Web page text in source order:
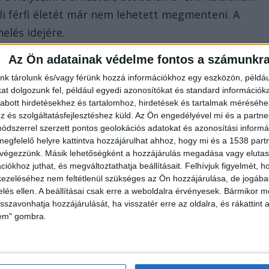
Az Ön adatainak védelme fontos a
tárolunk és/vagy férünk hozzá információkhoz egy eszközön,
dolgozunk fel, például egyedi azonosítókat és standard
hirdetésekhez és tartalomhoz, hirdetések és tartalmak
és szolgáltatásfejlesztéshez küld. Az Ön engedélyével mi és a
szerzett pontos geolokációs adatokat és azonosítási
helyre kattintva hozzájárulhat ahhoz, hogy mi és a 1538
Másik lehetőségként a hozzájárulás megadása vagy
juthat, és megváltoztathatja beállításait. Felhívjuk figyelmét,
nem feltétlenül szükséges az Ön hozzájárulása, de
ellen. A beállításai csak erre a weboldalra érvényesek. Bármikor
hozzájárulását, ha visszatér erre az oldalra, és rákattint
gombra.
férfi életét már nem lehetett megmenteni. A
idejére.
helyszíni szemlét folytattak le,
sajtószóvivője közölte, hogy a Debreceni
eljárásban vizsgálja az esetet, tehát
nem merült fel.
holttestre bukkantak a Kiskunmajsai víztározó
közmunkás találta meg. Az eset után a